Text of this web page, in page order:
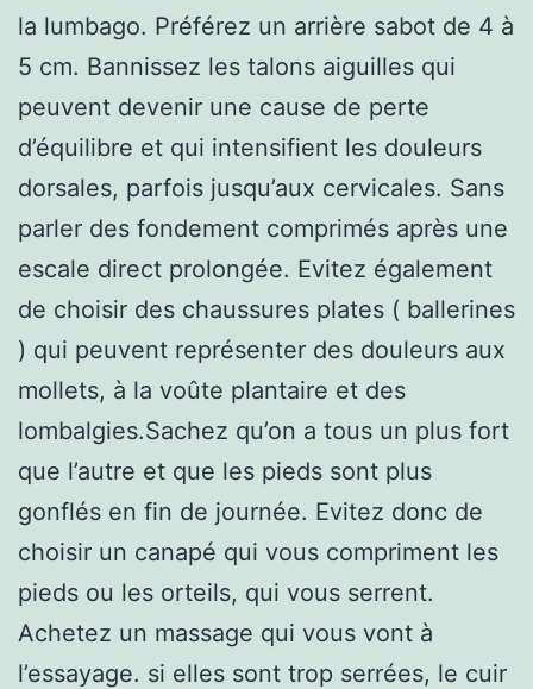
la lumbago. Préférez un arrière sabot de 4 à
5 cm. Bannissez les talons aiguilles qui
peuvent devenir une cause de perte
d’équilibre et qui intensifient les douleurs
dorsales, parfois jusqu’aux cervicales. Sans
parler des fondement comprimés après une
escale direct prolongée. Evitez également
de choisir des chaussures plates ( ballerines
) qui peuvent représenter des douleurs aux
mollets, à la voûte plantaire et des
lombalgies.Sachez qu’on a tous un plus fort
que l’autre et que les pieds sont plus
gonflés en fin de journée. Evitez donc de
choisir un canapé qui vous compriment les
pieds ou les orteils, qui vous serrent.
Achetez un massage qui vous vont à
l’essayage. si elles sont trop serrées, le cuir